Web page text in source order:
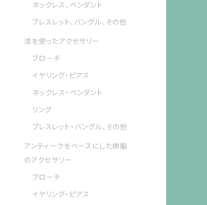
ネックレス、ペンダント
ブレスレット、バングル、その他
漆を使ったアクセサリー
ブローチ
イヤリング・ピアス
ネックレス・ペンダント
リング
ブレスレット・バングル、その他
アンティークをベースにした樹脂
のアクセサリー
ブローチ
イヤリング・ピアス